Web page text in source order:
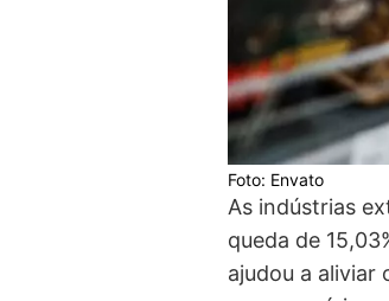
Foto: Envato
As indústrias
queda de
ajudou a aliviar